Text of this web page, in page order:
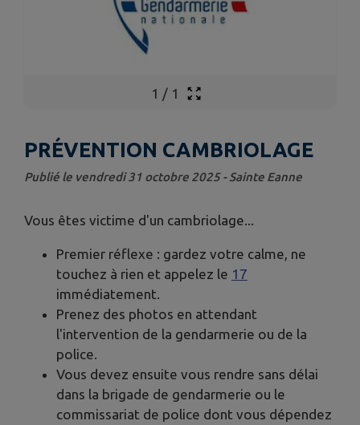
1 / 1
PRÉVENTION CAMBRIOLAGE
Publié le vendredi 31 octobre 2025 - Sainte Eanne
Vous êtes victime d'un cambriolage...
Premier réflexe : gardez votre calme, ne
touchez à rien et appelez le 17
immédiatement.
Prenez des photos en attendant
l'intervention de la gendarmerie ou de la
police.
Vous devez ensuite vous rendre sans délai
dans la brigade de gendarmerie ou le
commissariat de police dont vous dépendez